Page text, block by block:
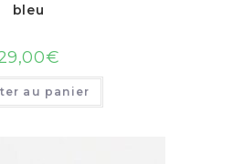
bleu
€
au panier